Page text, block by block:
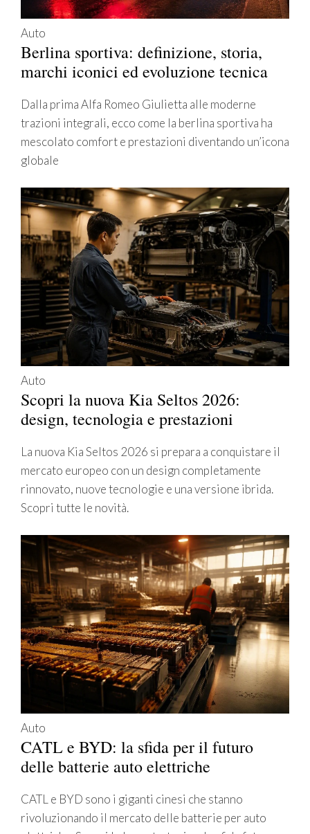
Auto
Berlina sportiva: definizione, storia,
marchi iconici ed evoluzione tecnica
Dalla prima Alfa Romeo Giulietta alle moderne
trazioni integrali, ecco come la berlina sportiva ha
mescolato comfort e prestazioni diventando un’icona
globale
Auto
Scopri la nuova Kia Seltos 2026:
design, tecnologia e prestazioni
La nuova Kia Seltos 2026 si prepara a conquistare il
mercato europeo con un design completamente
rinnovato, nuove tecnologie e una versione ibrida.
Scopri tutte le novità.
Auto
CATL e BYD: la sfida per il futuro
delle batterie auto elettriche
CATL e BYD sono i giganti cinesi che stanno
rivoluzionando il mercato delle batterie per auto